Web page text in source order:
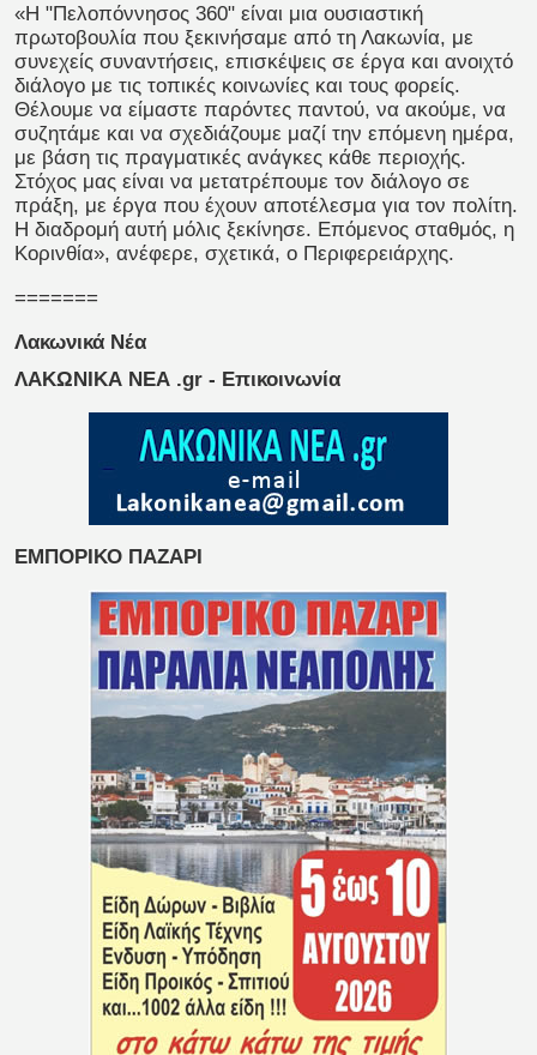
«Η "Πελοπόννησος 360" είναι μια ουσιαστική
πρωτοβουλία που ξεκινήσαμε από τη Λακωνία, με
συνεχείς συναντήσεις, επισκέψεις σε έργα και ανοιχτό
διάλογο με τις τοπικές κοινωνίες και τους φορείς.
Θέλουμε να είμαστε παρόντες παντού, να ακούμε, να
συζητάμε και να σχεδιάζουμε μαζί την επόμενη ημέρα,
με βάση τις πραγματικές ανάγκες κάθε περιοχής.
Στόχος μας είναι να μετατρέπουμε τον διάλογο σε
πράξη, με έργα που έχουν αποτέλεσμα για τον πολίτη.
Η διαδρομή αυτή μόλις ξεκίνησε. Επόμενος σταθμός, η
Κορινθία», ανέφερε, σχετικά, ο Περιφερειάρχης.
=======
Λακωνικά Νέα
ΛΑΚΩΝΙΚΑ ΝΕΑ .gr - Επικοινωνία
ΕΜΠΟΡΙΚΟ ΠΑΖΑΡΙ